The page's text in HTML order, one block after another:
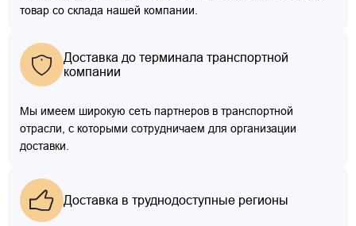
товар со склада нашей компании.
Доставка до терминала транспортной
компании
Мы имеем широкую сеть партнеров в транспортной
отрасли, с которыми сотрудничаем для организации
доставки.
Доставка в труднодоступные регионы